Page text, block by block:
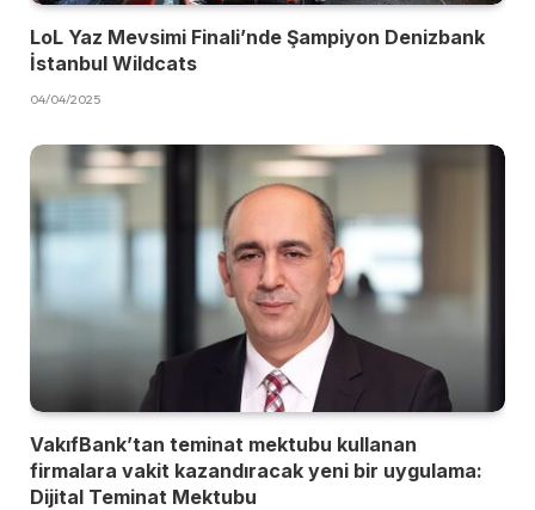
LoL Yaz Mevsimi Finali’nde Şampiyon Denizbank
İstanbul Wildcats
04/04/2025
VakıfBank’tan teminat mektubu kullanan
firmalara vakit kazandıracak yeni bir uygulama:
Dijital Teminat Mektubu